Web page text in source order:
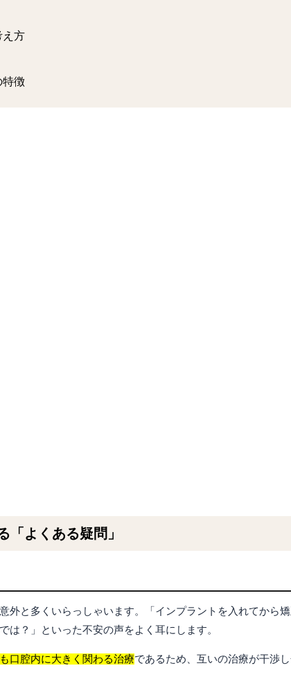
え方
特徴
よくある疑問」
と多くいらっしゃいます。「インプラントを入れてから
？」といった不安の声をよく耳にします。
口腔内に大きく関わる治療であるため、互いの治療が干渉